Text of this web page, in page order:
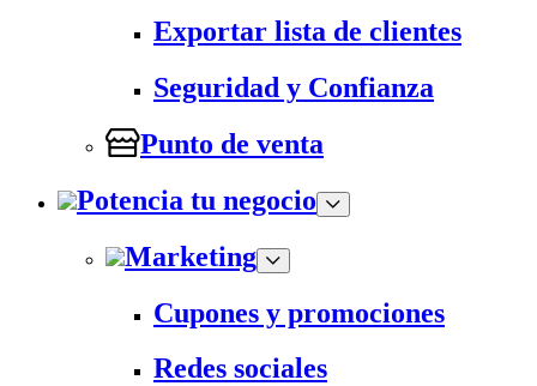
Exportar lista de clientes
Seguridad y Confianza
Punto de venta
Potencia tu negocio
Marketing
Cupones y promociones
Redes sociales